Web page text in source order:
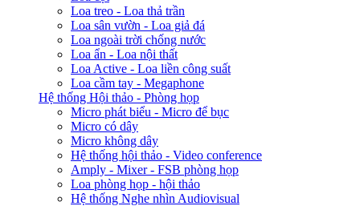
Loa treo - Loa thả trần
Loa sân vườn - Loa giả đá
Loa ngoài trời chống nước
Loa ẩn - Loa nội thất
Loa Active - Loa liền công suất
Loa cầm tay - Megaphone
Hệ thống Hội thảo - Phòng họp
Micro phát biểu - Micro để bục
Micro có dây
Micro không dây
Hệ thống hội thảo - Video conference
Amply - Mixer - FSB phòng họp
Loa phòng họp - hội thảo
Hệ thống Nghe nhìn Audiovisual